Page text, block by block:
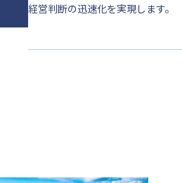
経営判断の迅速化を実現します。